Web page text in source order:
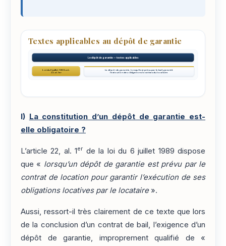
Textes applicables au dépôt de garantie
Le dépôt de garantie — textes applicables
Loi du 6 juillet 1989, art.
22, al. 1er
Le dépôt de garantie, lorsqu'il est prévu par le bail, garantit
l'exécution des obligations locatives du locataire
I) La constitution d’un dépôt de garantie est-
elle obligatoire ?
L’article 22, al. 1er de la loi du 6 juillet 1989 dispose
que « lorsqu’un dépôt de garantie est prévu par le
contrat de location pour garantir l’exécution de ses
obligations locatives par le locataire».
Aussi, ressort-il très clairement de ce texte que lors
de la conclusion d’un contrat de bail, l’exigence d’un
dépôt de garantie, improprement qualifié de «